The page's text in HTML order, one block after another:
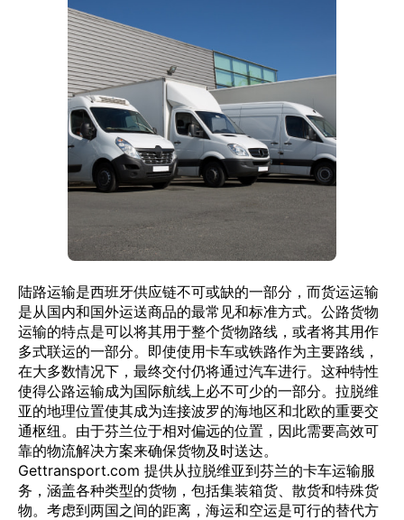
陆路运输是西班牙供应链不可或缺的一部分，而货运运输
是从国内和国外运送商品的最常见和标准方式。公路货物
运输的特点是可以将其用于整个货物路线，或者将其用作
多式联运的一部分。即使使用卡车或铁路作为主要路线，
在大多数情况下，最终交付仍将通过汽车进行。这种特性
使得公路运输成为国际航线上必不可少的一部分。拉脱维
亚的地理位置使其成为连接波罗的海地区和北欧的重要交
通枢纽。由于芬兰位于相对偏远的位置，因此需要高效可
靠的物流解决方案来确保货物及时送达。
Gettransport.com 提供从拉脱维亚到芬兰的卡车运输服
务，涵盖各种类型的货物，包括集装箱货、散货和特殊货
物。考虑到两国之间的距离，海运和空运是可行的替代方